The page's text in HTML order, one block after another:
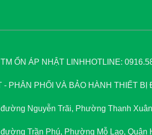
ỔN ÁP NHẬT LINH HOTLINE:
PHÂN PHỐI VÀ BẢO HÀNH THIẾT BỊ
Nguyễn Trãi, Phường Thanh
Trần Phú, Phường Mỗ Lao, Quận